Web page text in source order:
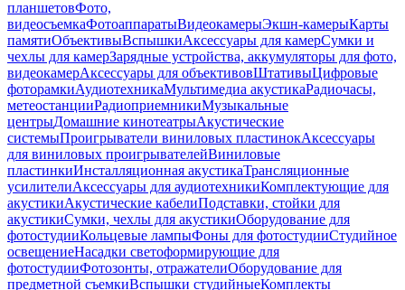
планшетовФото,
видеосъемкаФотоаппаратыВидеокамерыЭкшн-камерыКарты
памятиОбъективыВспышкиАксессуары для камерСумки и
чехлы для камерЗарядные устройства, аккумуляторы для фото,
видеокамерАксессуары для объективовШтативыЦифровые
фоторамкиАудиотехникаМультимедиа акустикаРадиочасы,
метеостанцииРадиоприемникиМузыкальные
центрыДомашние кинотеатрыАкустические
системыПроигрыватели виниловых пластинокАксессуары
для виниловых проигрывателейВиниловые
пластинкиИнсталляционная акустикаТрансляционные
усилителиАксессуары для аудиотехникиКомплектующие для
акустикиАкустические кабелиПодставки, стойки для
акустикиСумки, чехлы для акустикиОборудование для
фотостудииКольцевые лампыФоны для фотостудииСтудийное
освещениеНасадки светоформирующие для
фотостудииФотозонты, отражателиОборудование для
предметной съемкиВспышки студийныеКомплекты